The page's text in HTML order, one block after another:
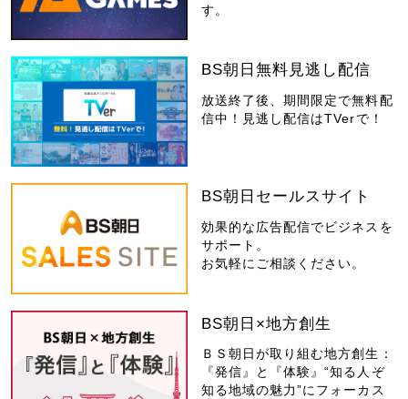
す。
BS朝日無料見逃し配信
放送終了後、期間限定で無料配
信中！見逃し配信はTVerで！
BS朝日セールスサイト
効果的な広告配信でビジネスを
サポート。
お気軽にご相談ください。
BS朝日×地方創生
ＢＳ朝日が取り組む地方創生：
『発信』と『体験』“知る人ぞ
知る地域の魅力”にフォーカス